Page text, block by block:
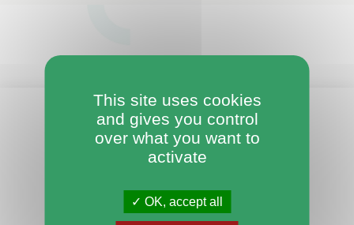
This site uses cookies
and gives you control
over what you want to
activate
OK, accept all